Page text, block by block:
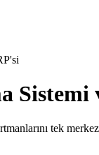
Sistemi
tek